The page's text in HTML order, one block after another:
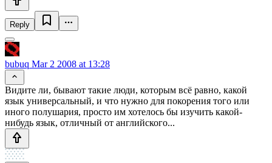
Reply
bubuq Mar 2 2008 at 13:28
Видите ли, бывают такие люди, которым всё равно, какой
язык универсальный, и что нужно для покорения того или
иного полушария, просто им хотелось бы изучить какой-
нибудь язык, отличный от английского...